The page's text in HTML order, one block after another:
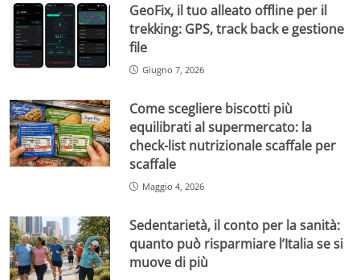
GeoFix, il tuo alleato offline per il
trekking: GPS, track back e gestione
file
Giugno 7, 2026
Come scegliere biscotti più
equilibrati al supermercato: la
check-list nutrizionale scaffale per
scaffale
Maggio 4, 2026
Sedentarietà, il conto per la sanità:
quanto può risparmiare l’Italia se si
muove di più